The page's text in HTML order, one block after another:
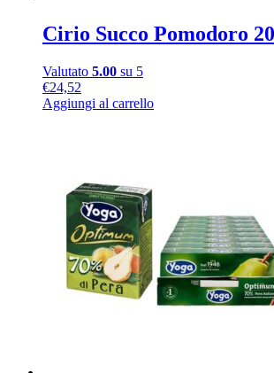
Cirio Succo Pomodoro
Valutato 5.00 su 5
€24,52
Aggiungi al carrello